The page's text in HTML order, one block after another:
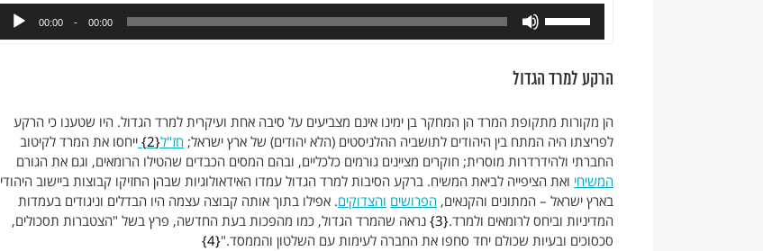
00:00
00:00
הרקע למרד הגדול
הן מקורות מתקופת המרד הן המחקר בן ימינו אינם מצביעים על סיבה אחת ועיקרית למרד הגדול. היו שטענו כי הרקע
לפריצתו היה המתח בין היהודים לתושביה ההלניסטים (הלא יהודים) של ארץ ישראל; חז"ל 2 ייחסו את המרד לקיטוב
החברתי ולהידרדרות מוסרית; חוקרים מציינים גורמים כלכליים, ובהם המסים הכבדים שהטילו הרומאים, וגם את הגורם
המשיחי ואת הציפייה לביאת המשיח. ברקע הסיבות למרד הגדול עמדו האידאולוגיות שבהן החזיקו קבוצות ביישוב היהודי
בארץ ישראל – המתונים והקנאים, הפרושים והצדוקים. אפילו בתוך אותה קבוצה עצמה היו הבדלים וניגודים בעמדות
המדיניות וביחס לרומאים ולמרד. 3 נראה שהמרד הגדול, כמו מהפכות בעת החדשה, פרץ בשל "הצטברות תסכולים,
סכסוכים ובעיות שכולם יחד סחפו את החברה לעימות עם השלטון והממסד." 4